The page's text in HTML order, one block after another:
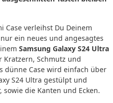
Case verleihst Du Deinem
ein neues und angesagtes
Samsung Galaxy S24 Ultra
Kratzern, Schmutz und
dünne Case wird einfach über
S24 Ultra gestülpt und
sowie die Kanten und Ecken.